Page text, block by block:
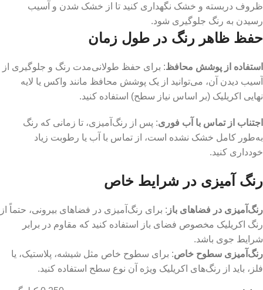
ظروف دربسته و خشک نگهداری کنید تا از خشک شدن و آسیب
رسیدن به رنگ جلوگیری شود.
حفظ ظاهر رنگ در طول زمان
استفاده از پوشش محافظ: برای حفظ طولانی‌مدت رنگ و جلوگیری از
آسیب دیدن آن، می‌توانید از یک پوشش محافظ مانند واکس یا لایه
نهایی اکریلیک (بر اساس نیاز سطح) استفاده کنید.
اجتناب از تماس با آب فوری: پس از رنگ‌آمیزی، تا زمانی که رنگ
به‌طور کامل خشک نشده است، از تماس با آب یا رطوبت زیاد
خودداری کنید.
رنگ آمیزی در شرایط خاص
رنگ‌آمیزی در فضاهای باز : برای رنگ‌آمیزی در فضاهای بیرونی، حتماً از
رنگ اکریلیک مخصوص فضای باز استفاده کنید که مقاوم در برابر
شرایط جوی باشد.
رنگ‌آمیزی سطوح خاص: برای سطوح خاص مثل شیشه، پلاستیک، یا
فلز، باید از رنگ‌های اکریلیک ویژه آن نوع سطح استفاده کنید.